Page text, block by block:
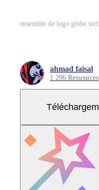
ahmad faisal
1 296 Ressources